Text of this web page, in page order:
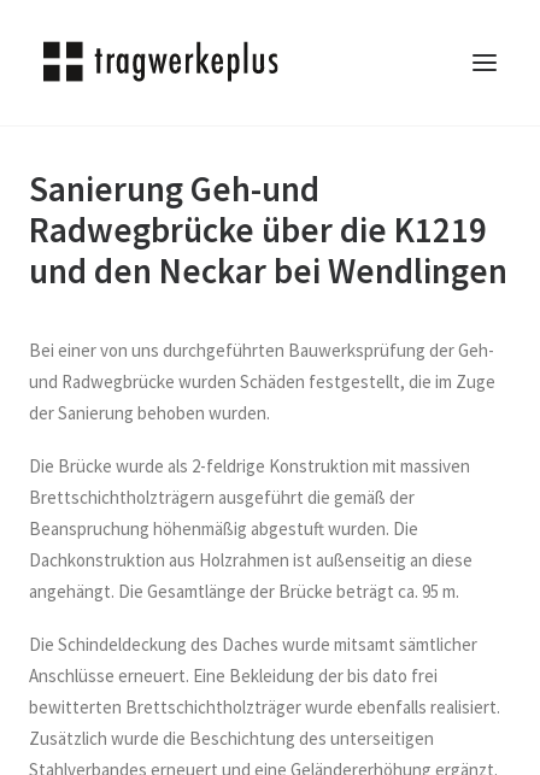
TRAGWERKEPLUS
BLOG
REFERENZEN
KONTAKT
SEARCH
Sanierung Geh-und
Radwegbrücke über die K1219
und den Neckar bei Wendlingen
Bei einer von uns durchgeführten Bauwerksprüfung der Geh-
und Radwegbrücke wurden Schäden festgestellt, die im Zuge
der Sanierung behoben wurden.
Die Brücke wurde als 2-feldrige Konstruktion mit massiven
Brettschichtholzträgern ausgeführt die gemäß der
Beanspruchung höhenmäßig abgestuft wurden. Die
Dachkonstruktion aus Holzrahmen ist außenseitig an diese
angehängt. Die Gesamtlänge der Brücke beträgt ca. 95 m.
Die Schindeldeckung des Daches wurde mitsamt sämtlicher
Anschlüsse erneuert. Eine Bekleidung der bis dato frei
bewitterten Brettschichtholzträger wurde ebenfalls realisiert.
Zusätzlich wurde die Beschichtung des unterseitigen
Stahlverbandes erneuert und eine Geländererhöhung ergänzt.